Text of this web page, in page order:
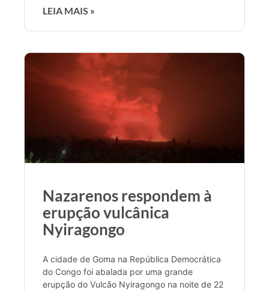
LEIA MAIS »
Nazarenos respondem à
erupção vulcânica
Nyiragongo
A cidade de Goma na República Democrática
do Congo foi abalada por uma grande
erupção do Vulcão Nyiragongo na noite de 22